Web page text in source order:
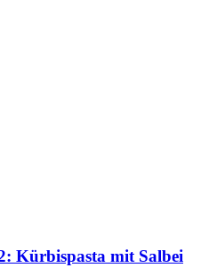
Kürbispasta mit Salbei